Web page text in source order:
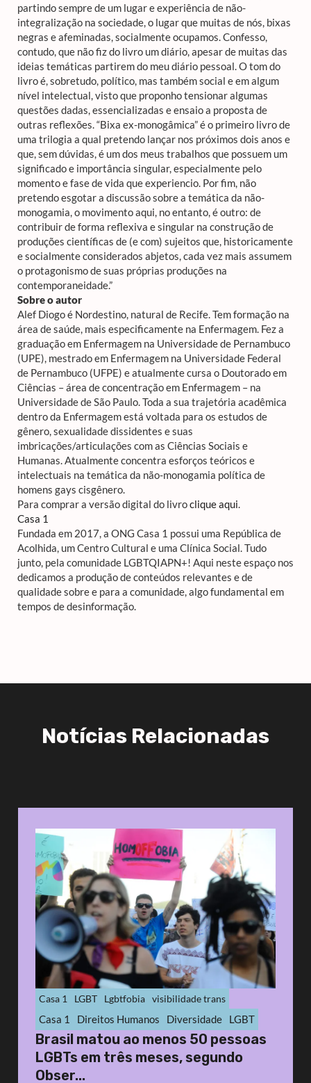
partindo sempre de um lugar e experiência de não-
integralização na sociedade, o lugar que muitas de nós, bixas
negras e afeminadas, socialmente ocupamos. Confesso,
contudo, que não fiz do livro um diário, apesar de muitas das
ideias temáticas partirem do meu diário pessoal. O tom do
livro é, sobretudo, político, mas também social e em algum
nível intelectual, visto que proponho tensionar algumas
questões dadas, essencializadas e ensaio a proposta de
outras reflexões. “Bixa ex-monogâmica” é o primeiro livro de
uma trilogia a qual pretendo lançar nos próximos dois anos e
que, sem dúvidas, é um dos meus trabalhos que possuem um
significado e importância singular, especialmente pelo
momento e fase de vida que experiencio. Por fim, não
pretendo esgotar a discussão sobre a temática da não-
monogamia, o movimento aqui, no entanto, é outro: de
contribuir de forma reflexiva e singular na construção de
produções científicas de (e com) sujeitos que, historicamente
e socialmente considerados abjetos, cada vez mais assumem
o protagonismo de suas próprias produções na
contemporaneidade.”
Sobre o autor
Alef Diogo é Nordestino, natural de Recife. Tem formação na
área de saúde, mais especificamente na Enfermagem. Fez a
graduação em Enfermagem na Universidade de Pernambuco
(UPE), mestrado em Enfermagem na Universidade Federal
de Pernambuco (UFPE) e atualmente cursa o Doutorado em
Ciências – área de concentração em Enfermagem – na
Universidade de São Paulo. Toda a sua trajetória acadêmica
dentro da Enfermagem está voltada para os estudos de
gênero, sexualidade dissidentes e suas
imbricações/articulações com as Ciências Sociais e
Humanas. Atualmente concentra esforços teóricos e
intelectuais na temática da não-monogamia política de
homens gays cisgênero.
Para comprar a versão digital do livroclique aqui.
Casa 1
Fundada em 2017, a ONG Casa 1 possui uma República de
Acolhida, um Centro Cultural e uma Clínica Social. Tudo
junto, pela comunidade LGBTQIAPN+! Aqui neste espaço nos
dedicamos a produção de conteúdos relevantes e de
qualidade sobre e para a comunidade, algo fundamental em
tempos de desinformação.
Notícias Relacionadas
Casa 1 LGBT Lgbtfobia visibilidade trans
Casa 1 Direitos Humanos Diversidade LGBT
Brasil matou ao menos 50 pessoas
LGBTs em três meses, segundo
Obser...